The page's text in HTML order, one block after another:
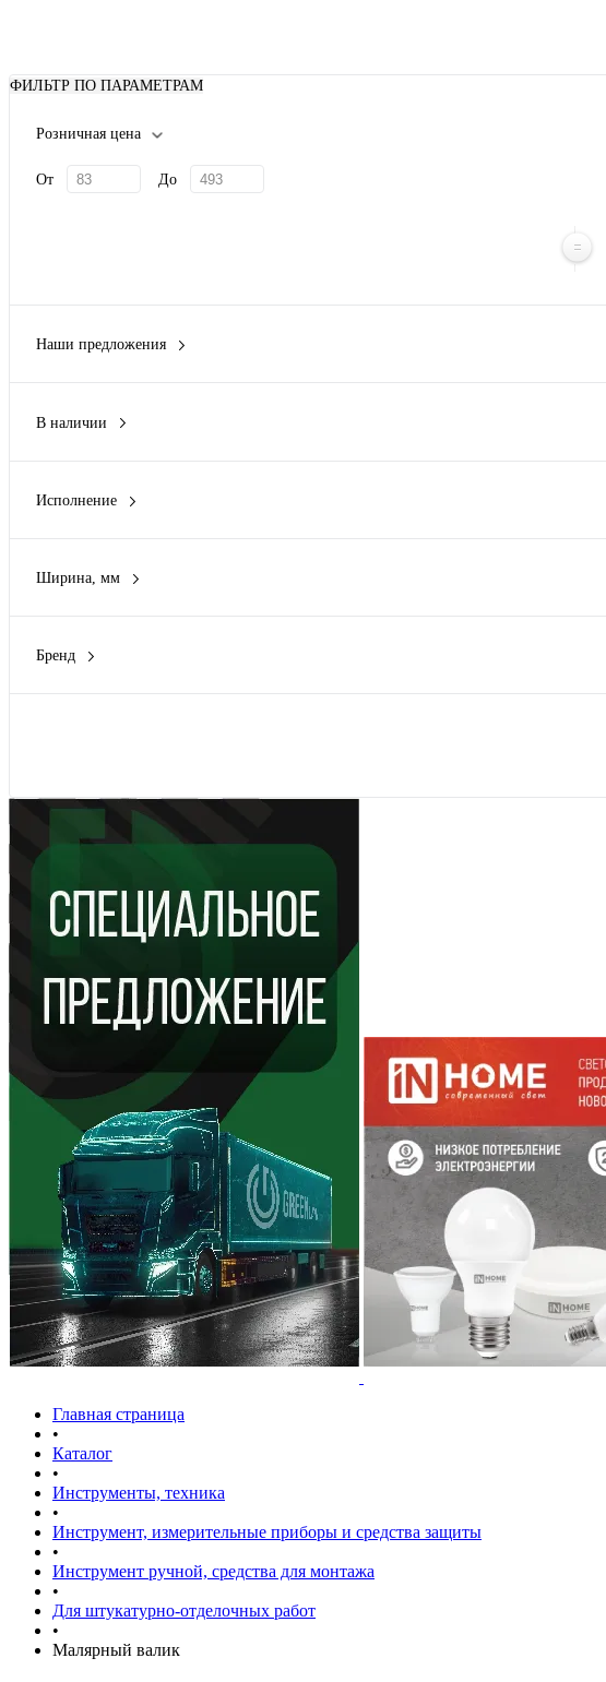
ФИЛЬТР ПО ПАРАМЕТРАМ
Розничная цена
От До
Наши предложения
В наличии
Исполнение
Ширина, мм
100 мм
105 мм(2)
Бренд
КУРС(6)
Главная страница
•
Каталог
•
Инструменты, техника
•
Инструмент, измерительные приборы и средства защиты
•
Инструмент ручной, средства для монтажа
•
Для штукатурно-отделочных работ
•
Малярный валик